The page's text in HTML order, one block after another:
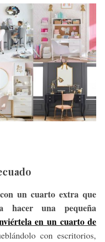
un cuarto extra que
hacer una pequeña
en un cuarto de
con escritorios,